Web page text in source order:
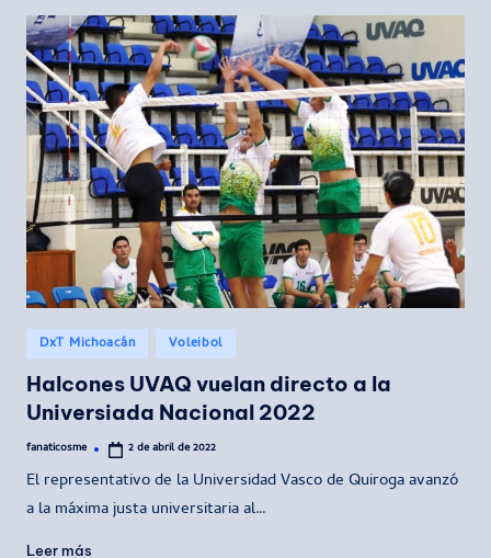
Publicado
en
DxT Michoacán Voleibol
Halcones UVAQ vuelan directo a la
Universiada Nacional 2022
Publicado
fanaticosme 2 de abril de 2022
El representativo de la Universidad Vasco de Quiroga avanzó
a la máxima justa universitaria al…
Leer más